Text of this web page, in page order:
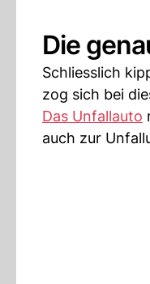
Die
Schliesslich
zog sich bei
Das Unfallauto
auch zur